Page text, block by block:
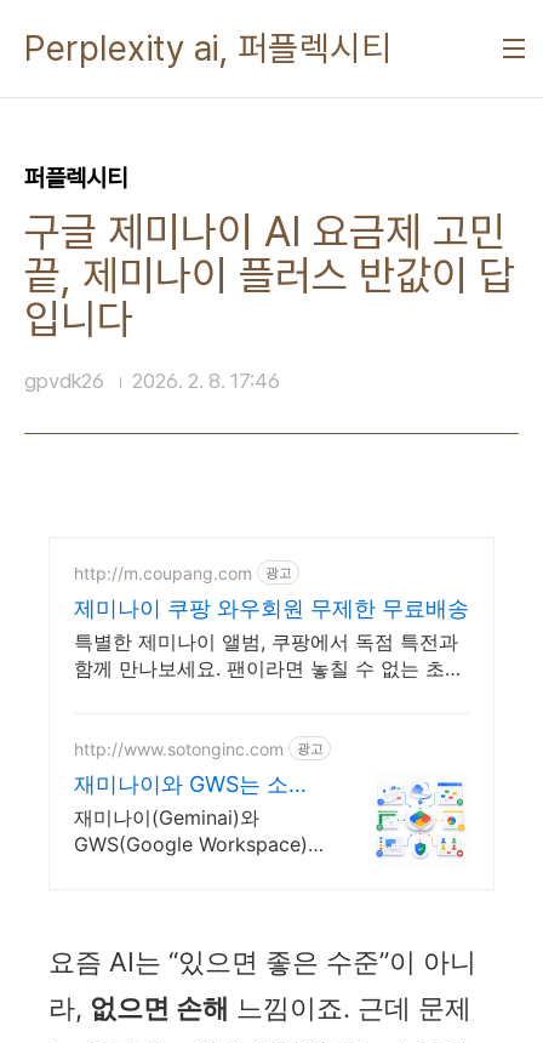
Perplexity ai, 퍼플렉시티
퍼플렉시티
구글 제미나이 AI 요금제 고민
끝, 제미나이 플러스 반값이 답
입니다
gpvdk26 2026. 2. 8. 17:46
http://m.coupang.com 광고
제미나이 쿠팡 와우회원 무제한 무료배송
특별한 제미나이 앨범, 쿠팡에서 독점 특전과
함께 만나보세요. 팬이라면 놓칠 수 없는 초판
http://www.sotonginc.com 광고
재미나이와 GWS는 소통
에
재미나이(Geminai)와
GWS(Google Workspace)
요즘 AI는 “있으면 좋은 수준”이 아니
라, 없으면 손해 느낌이죠. 근데 문제